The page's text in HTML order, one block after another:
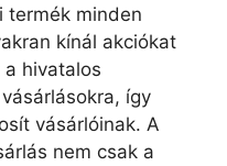
termék minden
kínál akciókat
hivatalos
így
vásárlóinak. A
nem csak a